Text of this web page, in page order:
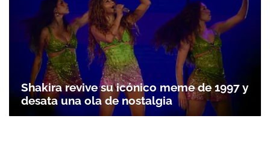
Shakira revive su icónico meme de 1997 y
desata una ola de nostalgia